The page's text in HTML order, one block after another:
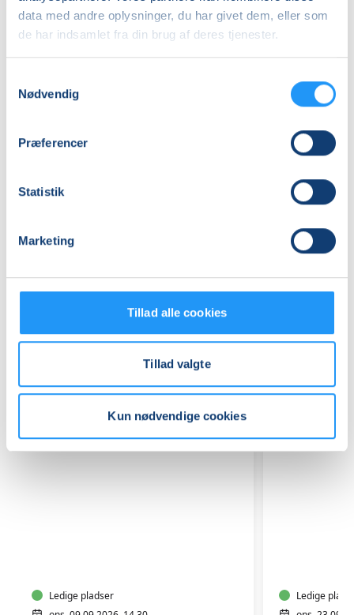
data med andre oplysninger, du har givet dem, eller som
de har indsamlet fra din brug af deres tjenester.
Nødvendig
Præferencer
Statistik
Marketing
Tillad alle cookies
Tillad valgte
Kun nødvendige cookies
Adresse
Slagelse Hallen, Parkvej 33, 4200, Slagelse
(Lektiecafé/klublokale 1. sal)
Relaterede hold
letLedige pladser
noget
Ledige